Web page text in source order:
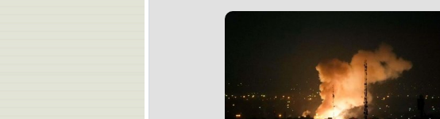
təhlükəsizlik qüvvələrinin rəhbərlərinin birgə
Kəşfiyyat Təşkilatının rəhbəri İbrahim Kalının iştirakı
toplantıda iki ölkə arasındakı gərginliyin mümkün
edilib.
Görüşlə bağlı açıqlama verən Hakan Fidan bildirib ki,
ilk andan etibarən hadisələri yaxından izləyir və
məlumatlandırılır. Ölkənin aidiyyəti qurumları dövlət